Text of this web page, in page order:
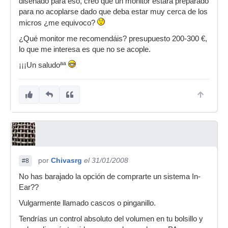
para no acoplarse dado que deba estar muy cerca de los
micros ¿me equivoco?
¿Qué monitor me recomendáis? presupuesto 200-300 €,
lo que me interesa es que no se acople.
¡¡¡Un saludoªª
#8 por Chivasrg el 31/01/2008
No has barajado la opción de comprarte un sistema In-
Ear??
Vulgarmente llamado cascos o pinganillo.
Tendrías un control absoluto del volumen en tu bolsillo y